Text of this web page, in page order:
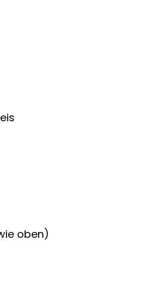
oben)